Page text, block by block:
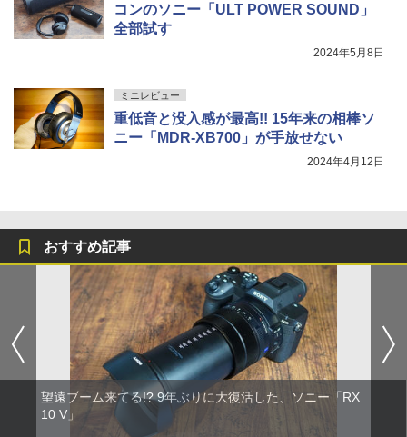
コンのソニー「ULT POWER SOUND」
全部試す
2024年5月8日
ミニレビュー
重低音と没入感が最高!! 15年来の相棒ソ
ニー「MDR-XB700」が手放せない
2024年4月12日
おすすめ記事
望遠ブーム来てる!? 9年ぶりに大復活した、ソニー「RX
10 V」